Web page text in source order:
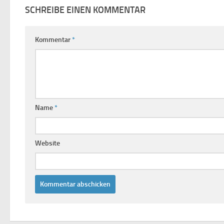
SCHREIBE EINEN KOMMENTAR
Kommentar*
Name*
Website